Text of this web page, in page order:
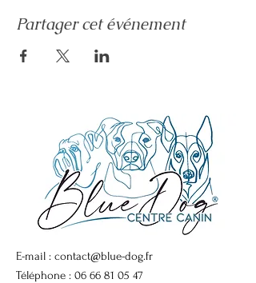
Partager cet événement
E-mail : contact@blue-dog.fr
Téléphone : 06 66 81 05 47